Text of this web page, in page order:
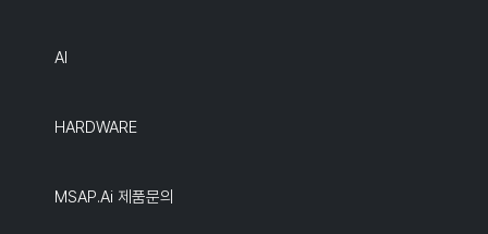
AI
HARDWARE
MSAP.ai 제품문의